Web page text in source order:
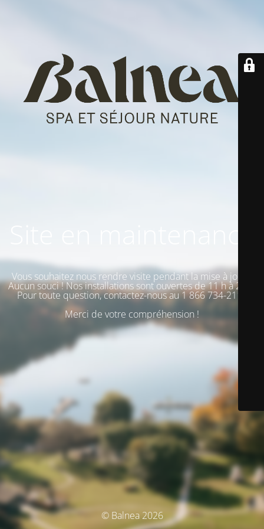
Vous souhaitez nous rendre visite pendant la mise à jour ?
Aucun souci ! Nos installations sont ouvertes de 11 h à 20 h.
Pour toute question, contactez-nous au 1 866 734-2110
Merci de votre compréhension !
© Balnea 2026